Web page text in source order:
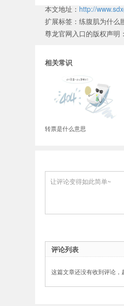
是什么原因造成的怎
本文地址： http://
扩展标签： 练腹肌为什么
尊龙官网入口的版权声明：
相关常识
转票是什么意思
评论列表
这篇文章还没有收到评论，